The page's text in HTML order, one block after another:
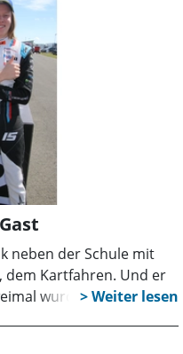
neben der Schule mit
dem Kartfahren. Und er
wurde Janne